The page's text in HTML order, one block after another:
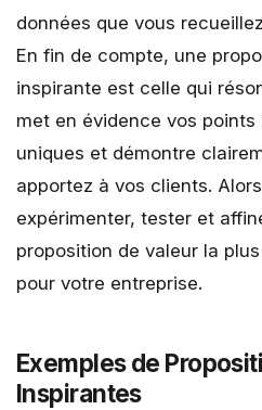
données que vous
En fin de compte, une
inspirante est celle qui
met en évidence vos
uniques et démontre
apportez à vos clients.
expérimenter, tester et
proposition de valeur la
pour votre entreprise.
Exemples de
Inspirantes